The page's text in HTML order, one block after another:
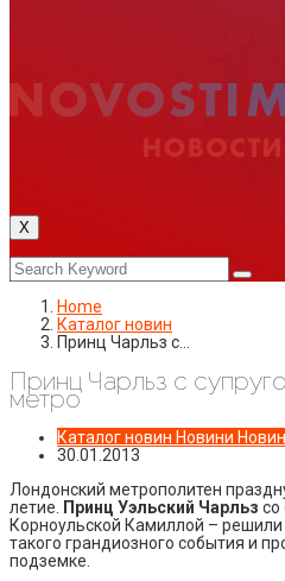
X
Home
Каталог новин
Принц Чарльз с…
Принц Чарльз с
метро
Каталог новин Новини
30.01.2013
Лондонский метрополитен
летие. Принц Уэльский Чарльз со
Корноульской Камиллой – решили
такого грандиозного события и
подземке.